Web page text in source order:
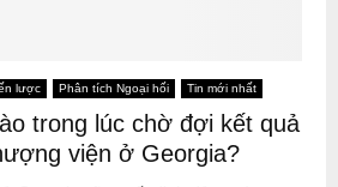
lược Phân tích Ngoại hối Tin mới nhất
trong lúc chờ đợi kết quả
viện ở Georgia?